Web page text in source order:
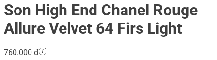
Son High End Chanel Rouge
Allure Velvet 64 Firs Light
760.000 đ